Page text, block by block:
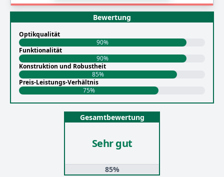
Bewertung
Optikqualität
90%
Funktionalität
90%
Konstruktion und Robustheit
85%
Preis-Leistungs-Verhältnis
75%
Gesamtbewertung
Sehr gut
85%